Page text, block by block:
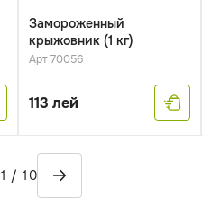
Замороженный
крыжовник (1 кг)
Арт 70056
113 лей
1 / 10